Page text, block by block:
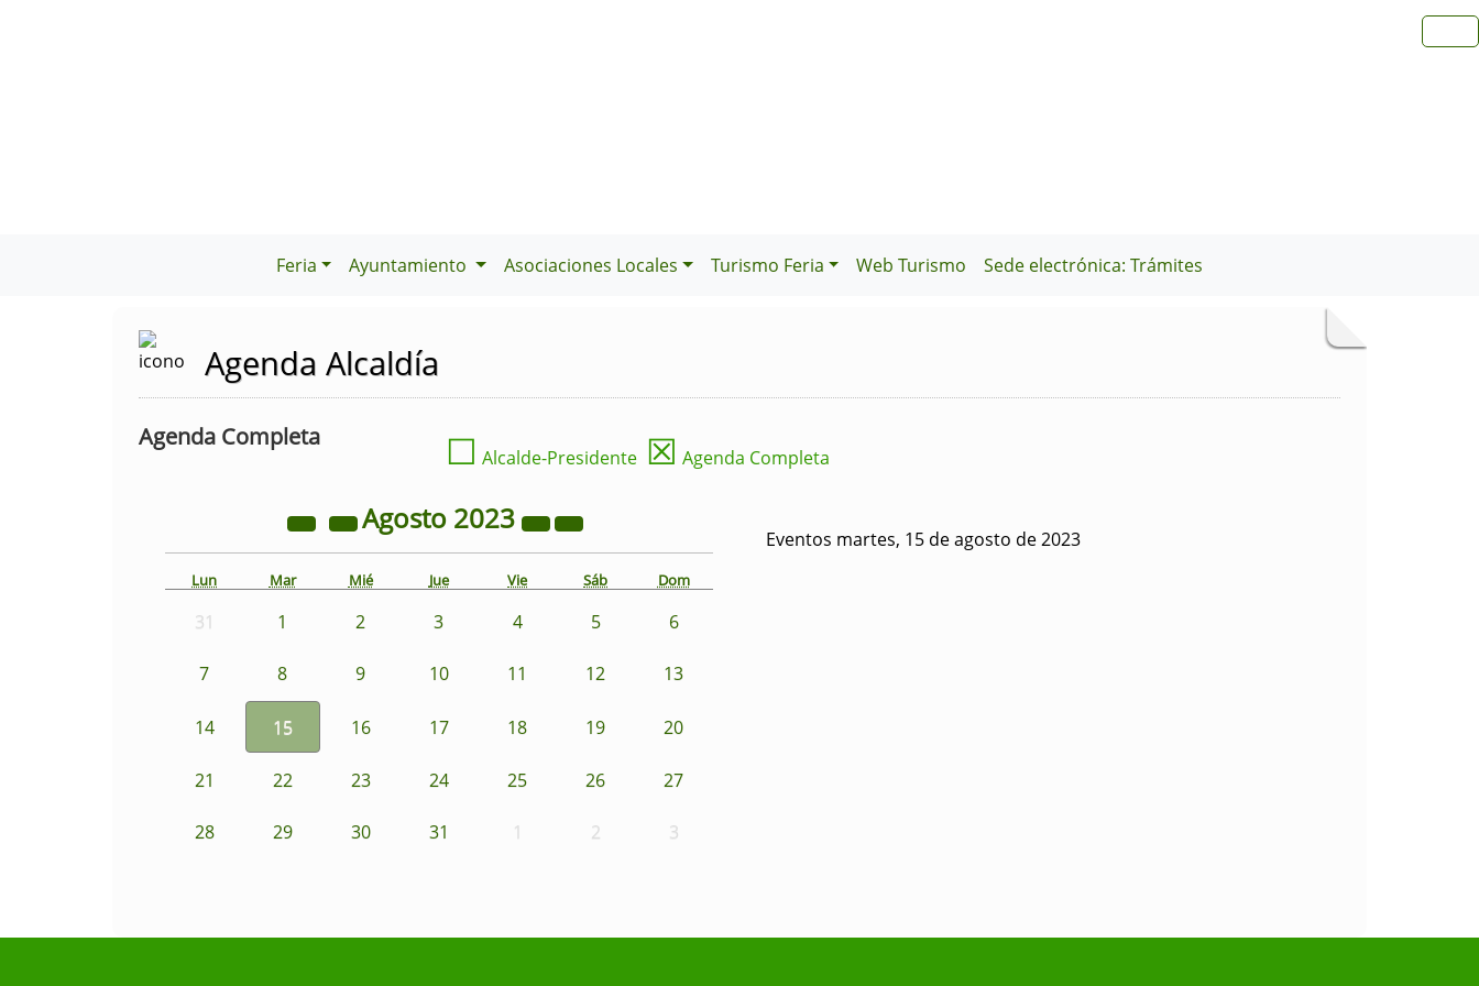
Feria Ayuntamiento Asociaciones Locales Turismo Feria Web Turismo Sede electrónica: Trámites
Agenda Alcaldía
Agenda Completa ☐ Alcalde-Presidente ☒ Agenda Completa
Agosto 2023
Lun Mar Mié Jue Vie Sáb Dom
31 1 2 3 4 5 6
7 8 9 10 11 12 13
14 15 16 17 18 19 20
21 22 23 24 25 26 27
28 29 30 31 1 2 3
Eventos martes, 15 de agosto de 2023